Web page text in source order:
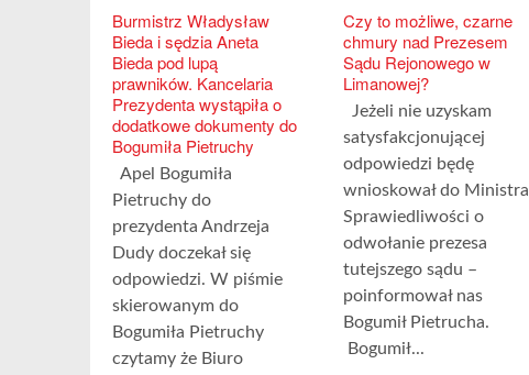
Burmistrz Władysław
Bieda i sędzia Aneta
Bieda pod lupą
prawników. Kancelaria
Prezydenta wystąpiła o
dodatkowe dokumenty do
Bogumiła Pietruchy
Apel Bogumiła
Pietruchy do
prezydenta Andrzeja
Dudy doczekał się
odpowiedzi. W piśmie
skierowanym do
Bogumiła Pietruchy
czytamy że Biuro
Czy to możliwe, czarne
chmury nad Prezesem
Sądu Rejonowego w
Limanowej?
Jeżeli nie uzyskam
satysfakcjonującej
odpowiedzi będę
wnioskował do Ministra
Sprawiedliwości o
odwołanie prezesa
tutejszego sądu –
poinformował nas
Bogumił Pietrucha.
Bogumił...